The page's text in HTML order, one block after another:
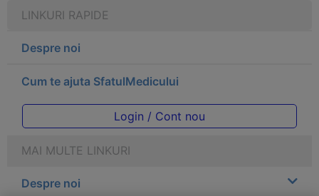
LINKURI RAPIDE
Despre noi
Cum te ajuta SfatulMedicului
Login / Cont nou
MAI MULTE LINKURI
Despre noi